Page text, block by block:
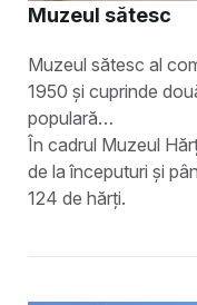
Muzeul sătesc
Muzeul sătesc al
1950 și cuprinde
populară…
În cadrul Muzeul
de la începuturi și
124 de hărți.